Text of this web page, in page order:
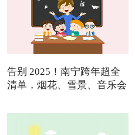
告别 2025！南宁跨年超全
清单，烟花、雪景、音乐会